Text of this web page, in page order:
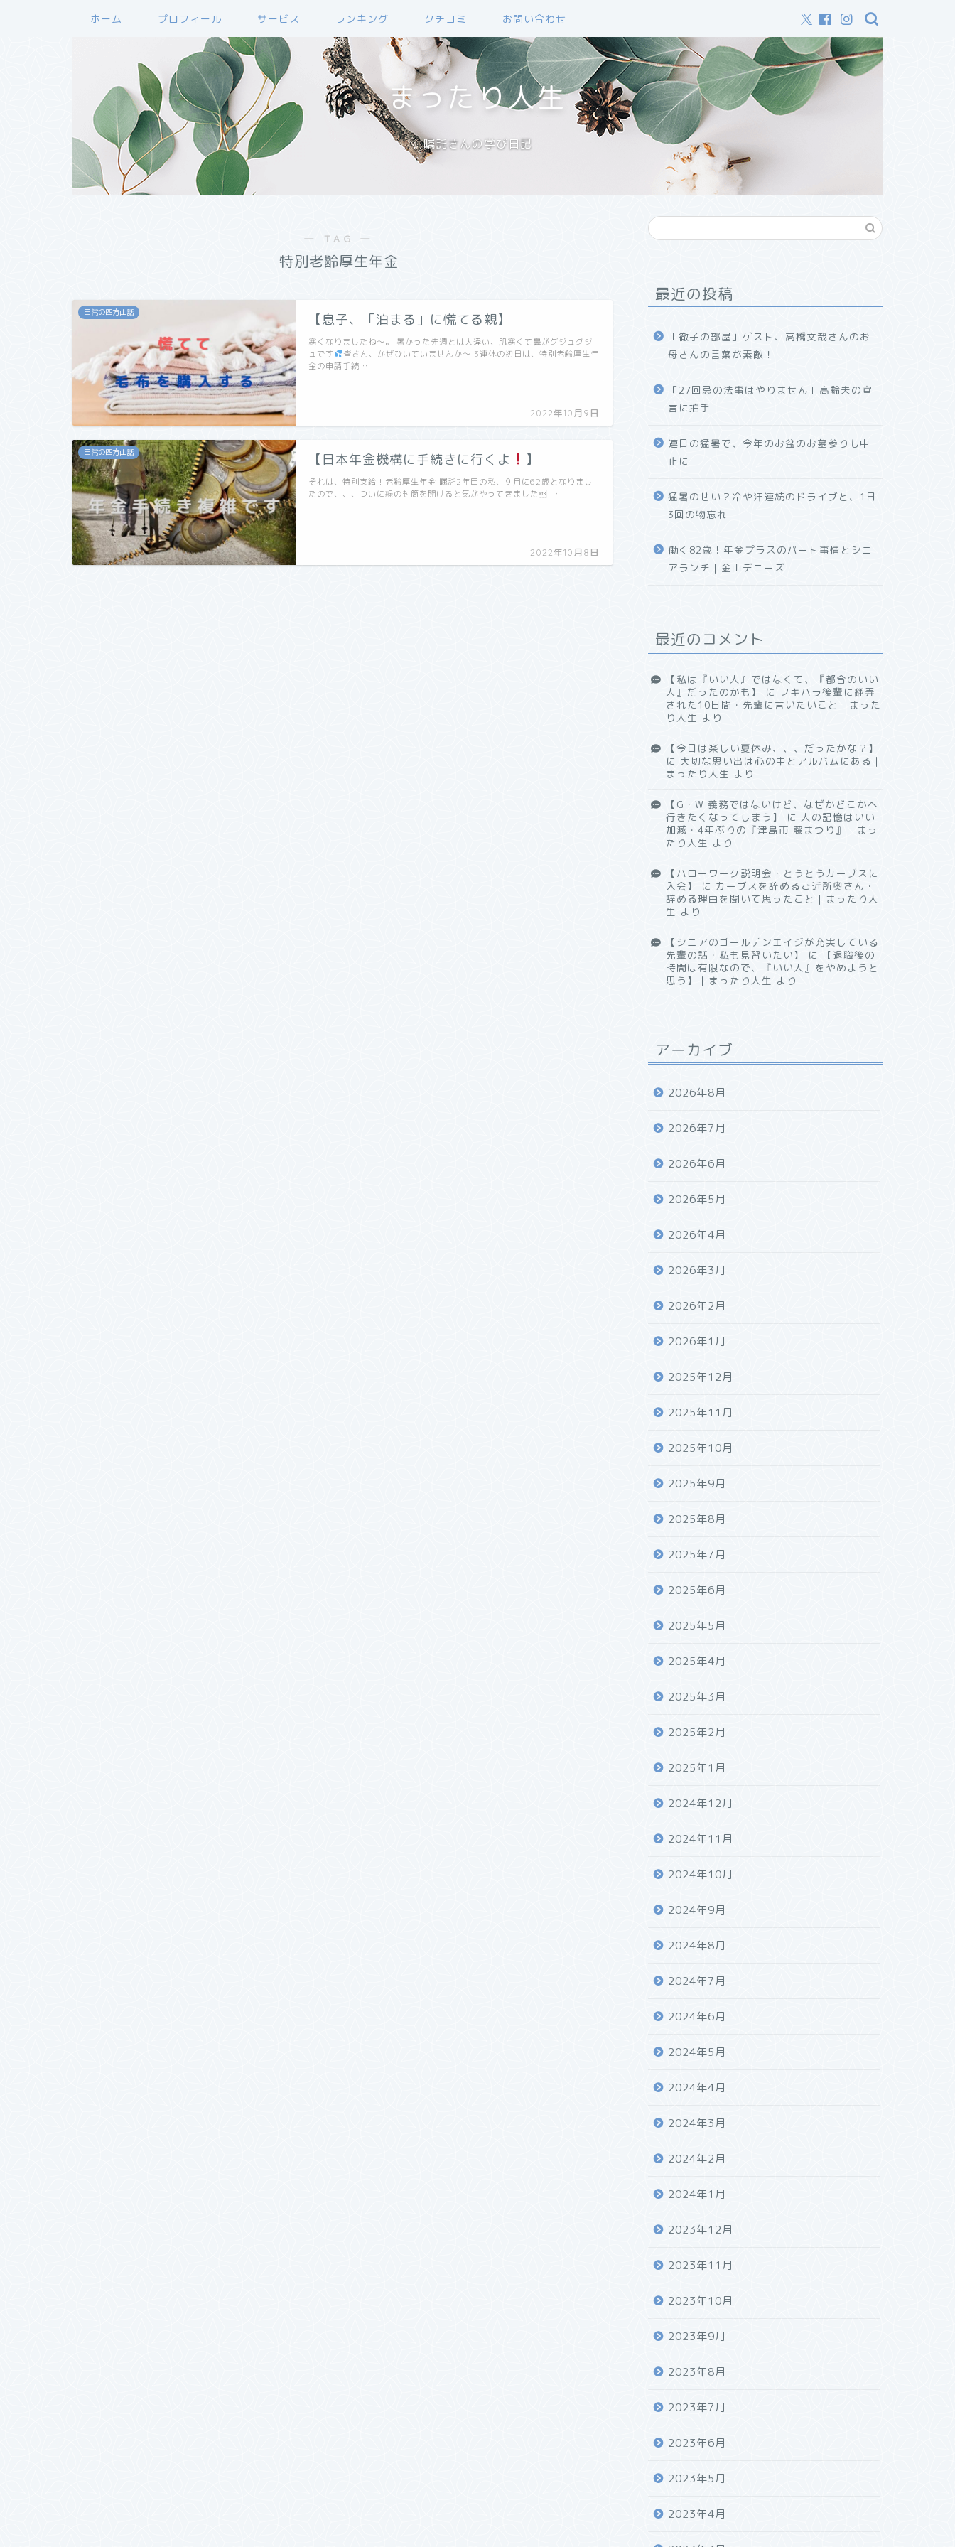
ホーム プロフィール サービス ランキング クチコミ お問い合わせ
まったり人生
嘱託さんの学び日記
― TAG ―
特別老齢厚生年金
日常の四方山話 【息子、「泊まる」に慌てる親】
2022年10月9日
寒くなりましたね〜。 暑かった先週とは大違い、肌寒くて鼻がグジュグジ
ュです
皆さん、かぜひいていませんか〜 3連休の初日は、特別老齢厚生年
金の申請手続 …
日常の四方山話 【日本年金機構に手続きに行くよ 】
2022年10月8日
それは、特別支給！老齢厚生年金 嘱託2年目の私、９月に62歳となりまし
たので、、、ついに緑の封筒を開けると気がやってきました …
最近の投稿
「徹子の部屋」ゲスト、高橋文哉さんのお
母さんの言葉が素敵！
「27回忌の法事はやりません」高齢夫の宣
言に拍手
連日の猛暑で、今年のお盆のお墓参りも中
止に
猛暑のせい？冷や汗連続のドライブと、1日
3回の物忘れ
働く82歳！年金プラスのパート事情とシニ
アランチ｜金山デニーズ
最近のコメント
【私は『いい人』ではなくて、『都合のいい
人』だったのかも】
に フキハラ後輩に翻弄
された10日間・先輩に言いたいこと｜まった
り人生 より
【今日は楽しい夏休み、、、だったかな？】
に 大切な思い出は心の中とアルバムにある｜
まったり人生 より
【G・W 義務ではないけど、なぜかどこかへ
行きたくなってしまう】
に 人の記憶はいい
加減・4年ぶりの『津島市 藤まつり』｜まっ
たり人生 より
【ハローワーク説明会・とうとうカーブスに
入会】
に カーブスを辞めるご近所奥さん・
辞める理由を聞いて思ったこと｜まったり人
生 より
【シニアのゴールデンエイジが充実している
先輩の話・私も見習いたい】
に
【退職後の
時間は有限なので、『いい人』をやめようと
思う】｜まったり人生 より
アーカイブ
2026年8月
2026年7月
2026年6月
2026年5月
2026年4月
2026年3月
2026年2月
2026年1月
2025年12月
2025年11月
2025年10月
2025年9月
2025年8月
2025年7月
2025年6月
2025年5月
2025年4月
2025年3月
2025年2月
2025年1月
2024年12月
2024年11月
2024年10月
2024年9月
2024年8月
2024年7月
2024年6月
2024年5月
2024年4月
2024年3月
2024年2月
2024年1月
2023年12月
2023年11月
2023年10月
2023年9月
2023年8月
2023年7月
2023年6月
2023年5月
2023年4月